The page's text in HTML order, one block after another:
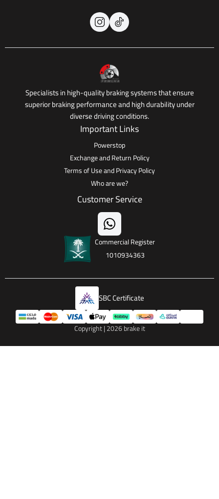
Specialists in high-quality braking systems that ensure
superior braking performance and high durability under
diverse driving conditions.
Important Links
Powerstop
Exchange and Return Policy
Terms of Use and Privacy Policy
Who are we?
Customer Service
Commercial Register
1010934363
SBC Certificate
Copyright | 2026brake it